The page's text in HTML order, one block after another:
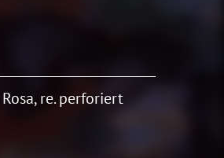
re. perforiert